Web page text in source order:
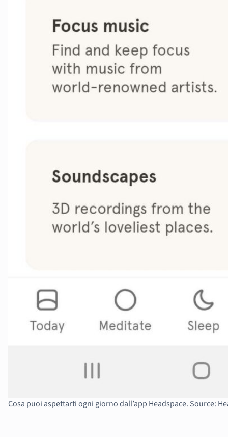
Cosa puoi aspettarti ogni giorno dall’app Headspace. Source: